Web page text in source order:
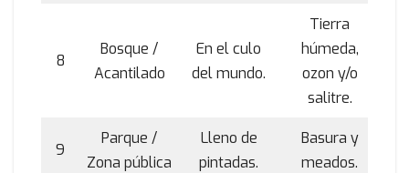
8
Bosque /
Acantilado
En el culo
del mundo.
Tierra
húmeda,
ozon y/o
salitre.
9
Parque /
Zona pública
Lleno de
pintadas.
Basura y
meados.